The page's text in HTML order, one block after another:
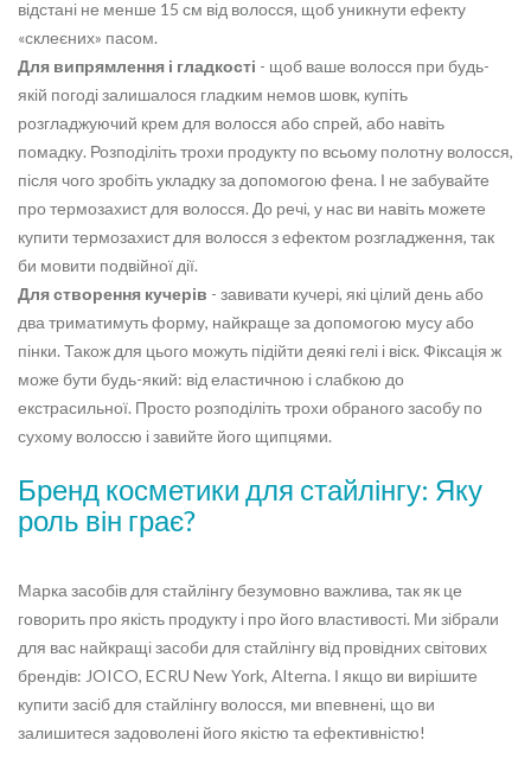
відстані не менше 15 см від волосся, щоб уникнути ефекту
«склеєних» пасом.
Для випрямлення і гладкості - щоб ваше волосся при будь-
якій погоді залишалося гладким немов шовк, купіть
розгладжуючий крем для волосся або спрей, або навіть
помадку. Розподіліть трохи продукту по всьому полотну волосся,
після чого зробіть укладку за допомогою фена. І не забувайте
про термозахист для волосся. До речі, у нас ви навіть можете
купити термозахист для волосся з ефектом розгладження, так
би мовити подвійної дії.
Для створення кучерів - завивати кучері, які цілий день або
два триматимуть форму, найкраще за допомогою мусу або
пінки. Також для цього можуть підійти деякі гелі і віск. Фіксація ж
може бути будь-який: від еластичною і слабкою до
екстрасильної. Просто розподіліть трохи обраного засобу по
сухому волоссю і завийте його щипцями.
Бренд косметики для стайлінгу: Яку
роль він грає?
Марка засобів для стайлінгу безумовно важлива, так як це
говорить про якість продукту і про його властивості. Ми зібрали
для вас найкращі засоби для стайлінгу від провідних світових
брендів: JOICO, ECRU New York, Alterna. І якщо ви вирішите
купити засіб для стайлінгу волосся, ми впевнені, що ви
залишитеся задоволені його якістю та ефективністю!